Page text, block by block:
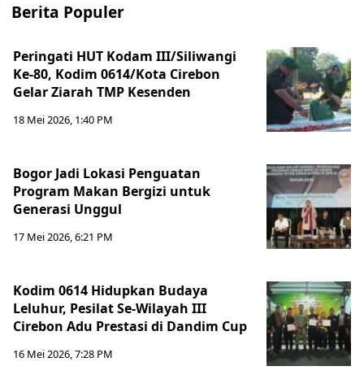
Berita Populer
Peringati HUT Kodam III/Siliwangi
Ke-80, Kodim 0614/Kota Cirebon
Gelar Ziarah TMP Kesenden
18 Mei 2026, 1:40 PM
Bogor Jadi Lokasi Penguatan
Program Makan Bergizi untuk
Generasi Unggul
17 Mei 2026, 6:21 PM
Kodim 0614 Hidupkan Budaya
Leluhur, Pesilat Se-Wilayah III
Cirebon Adu Prestasi di Dandim Cup
16 Mei 2026, 7:28 PM